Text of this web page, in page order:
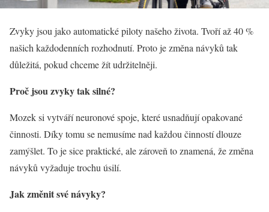
Zvyky jsou jako automatické piloty našeho života. Tvoří až 40 %
našich každodenních rozhodnutí. Proto je změna návyků tak
důležitá, pokud chceme žít udržitelněji.
Proč jsou zvyky tak silné?
Mozek si vytváří neuronové spoje, které usnadňují opakované
činnosti. Díky tomu se nemusíme nad každou činností dlouze
zamýšlet. To je sice praktické, ale zároveň to znamená, že změna
návyků vyžaduje trochu úsilí.
Jak změnit své návyky?